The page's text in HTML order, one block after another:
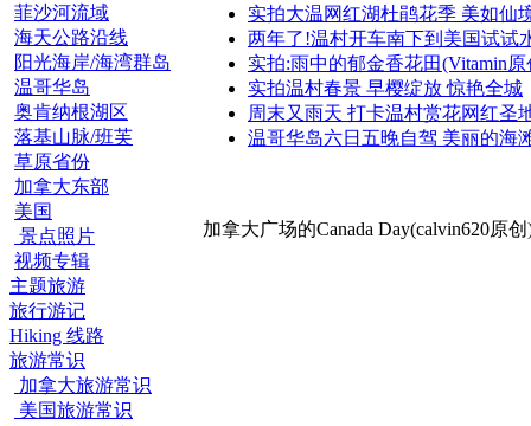
菲沙河流域
海天公路沿线
阳光海岸/海湾群岛
温哥华岛
奥肯纳根湖区
落基山脉/班芙
草原省份
加拿大东部
美国
景点照片
视频专辑
主题旅游
旅行游记
Hiking 线路
旅游常识
加拿大旅游常识
美国旅游常识
实拍大温网红湖杜鹃花季 美如仙
两年了!温村开车南下到美国试试
实拍:雨中的郁金香花田(Vitamin原
实拍温村春景 早樱绽放 惊艳全城
周末又雨天 打卡温村赏花网红圣
温哥华岛六日五晚自驾 美丽的海
加拿大广场的Canada Day(calvin620原创